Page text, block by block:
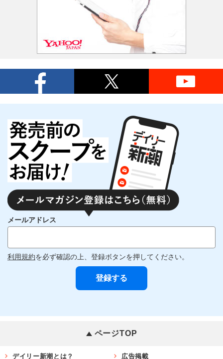
メールアドレス
利用規約を必ず確認の上、登録ボタンを押してください。
ページTOP
デイリー新潮とは？ 広告掲載